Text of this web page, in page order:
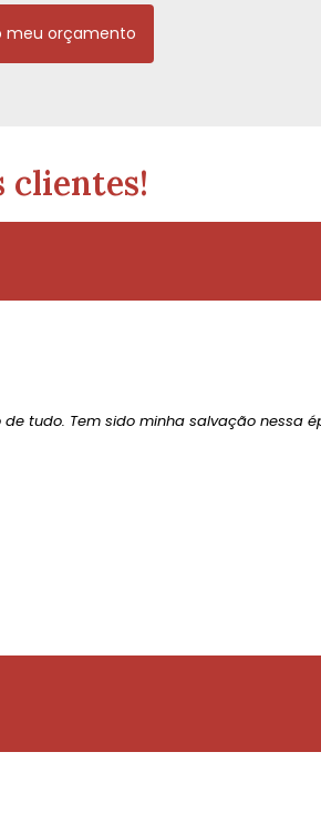
meu orçamento
clientes!
tudo. Tem sido minha salvação nessa